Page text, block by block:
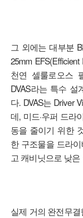
그 외에는 대부분
25mm
천연 셀룰로오스
DVAS라는 특수
다. DVAS는 Driver
데, 미드·우퍼 드라
동을 줄이기 위한
한 구조물을 드라
고 캐비닛으로 낮
실제 거의 완전무